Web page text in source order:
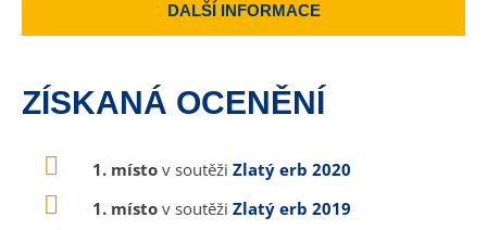
DALŠÍ INFORMACE
ZÍSKANÁ OCENĚNÍ
1. místo v soutěži Zlatý erb 2020
1. místo v soutěži Zlatý erb 2019